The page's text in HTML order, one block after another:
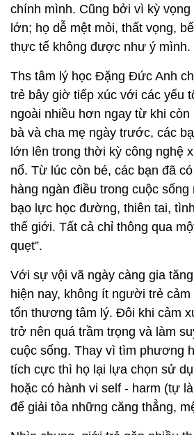
chính mình. Cũng bởi vì kỳ
lớn; họ dễ mệt mỏi, thất vọng,
thực tế không được như ý mình.
Ths tâm lý học Đặng Đức Anh
trẻ bây giờ tiếp xúc với các yếu
ngoài nhiều hơn ngay từ khi
bà và cha mẹ ngày trước, các
lớn lên trong thời kỳ công nghệ
nổ. Từ lúc còn bé, các bạn đã
hàng ngàn điều trong cuộc
bạo lực học đường, thiên tai,
thế giới. Tất cả chỉ thông qua
quẹt”.
Với sự vội vã ngày càng gia
hiện nay, không ít người trẻ
tổn thương tâm lý. Đôi khi cảm
trở nên quá trầm trọng và làm
cuộc sống. Thay vì tìm phương
tích cực thì họ lại lựa chọn sử
hoặc có hành vi self - harm (tự
để giải tỏa những căng thẳng,